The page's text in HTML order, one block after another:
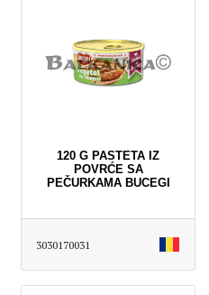
120 G PASTETA IZ
POVRĆE SA
PEČURKAMA BUCEGI
3030170031